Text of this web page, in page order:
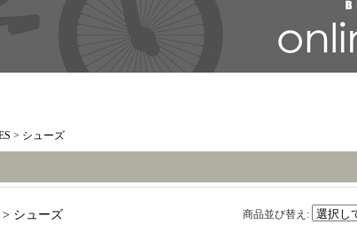
> シューズ
> シューズ 商品並び替え :